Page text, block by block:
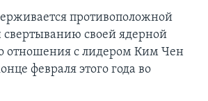
противоположной
своей ядерной
отношения с лидером Ким Чен
февраля этого года во